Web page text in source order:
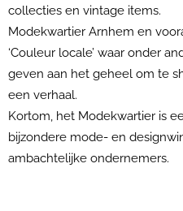
collecties en vintage items.
Modekwartier Arnhem en
‘Couleur locale’ waar onder
geven aan het geheel om te
een verhaal.
Kortom, het Modekwartier is
bijzondere mode- en
ambachtelijke ondernemers.